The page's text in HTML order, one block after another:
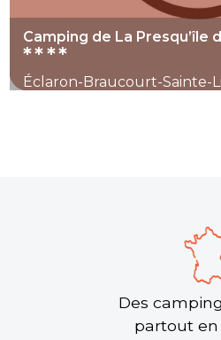
Camping de La Presqu’île
****
Éclaron-Braucourt-Sainte-
Des
partout en